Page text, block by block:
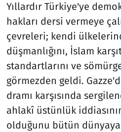
Yıllardır Türkiye'ye
hakları dersi vermeye
çevreleri; kendi
düşmanlığını, İslam
standartlarını ve
görmezden geldi.
dramı karşısında
ahlakî üstünlük
olduğunu bütün